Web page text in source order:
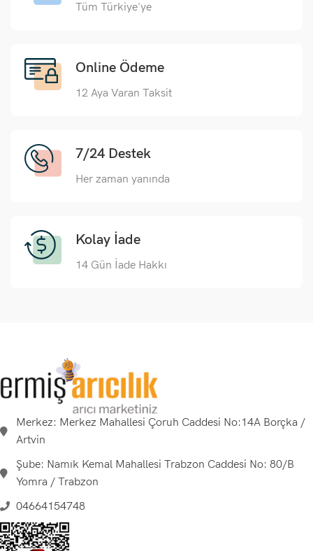
Tüm Türkiye'ye
Online Ödeme
12 Aya Varan Taksit
7/24 Destek
Her zaman yanında
Kolay İade
14 Gün İade Hakkı
Merkez: Merkez Mahallesi Çoruh Caddesi No:14A Borçka /
Artvin
Şube: Namık Kemal Mahallesi Trabzon Caddesi No: 80/B
Yomra / Trabzon
04664154748